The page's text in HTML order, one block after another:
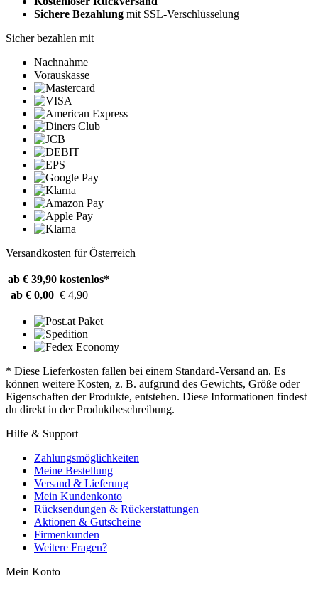
Sichere Bezahlung mit SSL-Verschlüsselung
Sicher bezahlen mit
Nachnahme
Vorauskasse
Versandkosten für Österreich
ab € 39,90 kostenlos*
ab € 0,00 € 4,90
* Diese Lieferkosten fallen bei einem Standard-Versand an. Es
können weitere Kosten, z. B. aufgrund des Gewichts, Größe oder
Eigenschaften der Produkte, entstehen. Diese Informationen findest
du direkt in der Produktbeschreibung.
Hilfe & Support
Zahlungsmöglichkeiten
Meine Bestellung
Versand & Lieferung
Mein Kundenkonto
Rücksendungen & Rückerstattungen
Aktionen & Gutscheine
Firmenkunden
Weitere Fragen?
Mein Konto